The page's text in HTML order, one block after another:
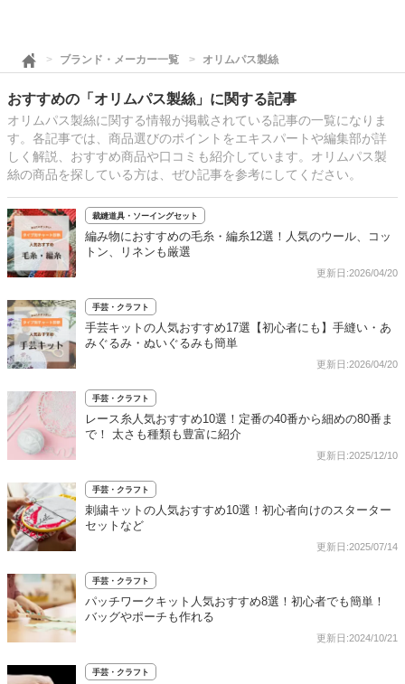
ブランド・メーカー一覧 オリムパス製絲
おすすめの「オリムパス製絲」に関する記事
オリムパス製絲に関する情報が掲載されている記事の一覧になりま
す。各記事では、商品選びのポイントをエキスパートや編集部が詳
しく解説、おすすめ商品や口コミも紹介しています。オリムパス製
絲の商品を探している方は、ぜひ記事を参考にしてください。
裁縫道具・ソーイングセット
編み物におすすめの毛糸・編糸12選！人気のウール、コッ
トン、リネンも厳選
更新日:2026/04/20
手芸・クラフト
手芸キットの人気おすすめ17選【初心者にも】手縫い・あ
みぐるみ・ぬいぐるみも簡単
更新日:2026/04/20
手芸・クラフト
レース糸人気おすすめ10選！定番の40番から細めの80番ま
で！ 太さも種類も豊富に紹介
更新日:2025/12/10
手芸・クラフト
刺繍キットの人気おすすめ10選！初心者向けのスターター
セットなど
更新日:2025/07/14
手芸・クラフト
パッチワークキット人気おすすめ8選！初心者でも簡単！
バッグやポーチも作れる
更新日:2024/10/21
手芸・クラフト